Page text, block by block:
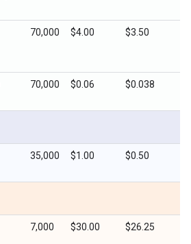
70,000 $4.00 $3.50
70,000 $0.06 $0.038
35,000 $1.00 $0.50
7,000 $30.00 $26.25